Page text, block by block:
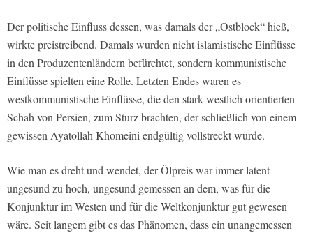
Der politische Einfluss dessen, was damals der „Ostblock“ hieß,
wirkte preistreibend. Damals wurden nicht islamistische Einflüsse
in den Produzentenländern befürchtet, sondern kommunistische
Einflüsse spielten eine Rolle. Letzten Endes waren es
westkommunistische Einflüsse, die den stark westlich orientierten
Schah von Persien, zum Sturz brachten, der schließlich von einem
gewissen Ayatollah Khomeini endgültig vollstreckt wurde.
Wie man es dreht und wendet, der Ölpreis war immer latent
ungesund zu hoch, ungesund gemessen an dem, was für die
Konjunktur im Westen und für die Weltkonjunktur gut gewesen
wäre. Seit langem gibt es das Phänomen, dass ein unangemessen